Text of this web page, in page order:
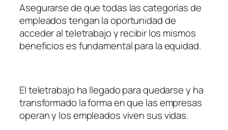
Asegurarse de que todas las categorías de
empleados tengan la oportunidad de
acceder al teletrabajo y recibir los mismos
beneficios es fundamental para la equidad.
El teletrabajo ha llegado para quedarse y ha
transformado la forma en que las empresas
operan y los empleados viven sus vidas.